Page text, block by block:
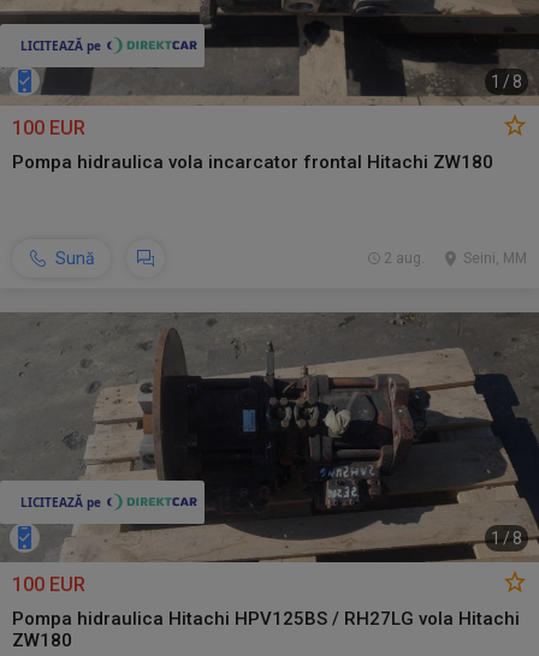
1 / 8
100 EUR
Pompa hidraulica vola incarcator frontal Hitachi ZW180
Sună Seini, MM
2 aug.
1 /8
100 EUR
Pompa hidraulica Hitachi HPV125BS / RH27LG vola Hitachi
ZW180